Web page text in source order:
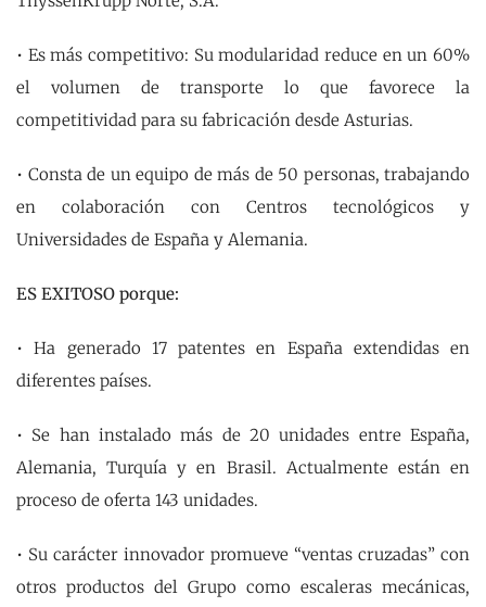
• Es más competitivo: Su modularidad reduce en un 60%
el volumen de transporte lo que favorece la
competitividad para su fabricación desde Asturias.
• Consta de un equipo de más de 50 personas, trabajando
en colaboración con Centros tecnológicos y
Universidades de España y Alemania.
ES EXITOSO porque:
• Ha generado 17 patentes en España extendidas en
diferentes países.
• Se han instalado más de 20 unidades entre España,
Alemania, Turquía y en Brasil. Actualmente están en
proceso de oferta 143 unidades.
• Su carácter innovador promueve “ventas cruzadas” con
otros productos del Grupo como escaleras mecánicas,